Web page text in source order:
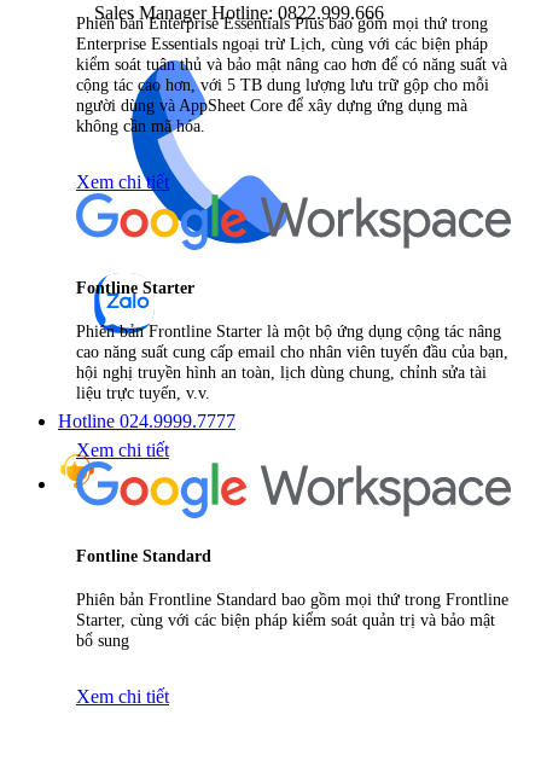
Sales Manager Hotline: 0822.999.666
Hotline 024.9999.7777
Phiên bản Enterprise Essentials Plus bao gồm mọi thứ trong
Enterprise Essentials ngoại trừ Lịch, cùng với các biện pháp
kiểm soát tuân thủ và bảo mật nâng cao hơn để có năng suất và
cộng tác cao hơn, với 5 TB dung lượng lưu trữ gộp cho mỗi
người dùng và AppSheet Core để xây dựng ứng dụng mà
không cần mã hóa.
Xem chi tiết
Fontline Starter
Phiên bản Frontline Starter là một bộ ứng dụng cộng tác nâng
cao năng suất cung cấp email cho nhân viên tuyến đầu của bạn,
hội nghị truyền hình an toàn, lịch dùng chung, chỉnh sửa tài
liệu trực tuyến, v.v.
Xem chi tiết
Fontline Standard
Phiên bản Frontline Standard bao gồm mọi thứ trong Frontline
Starter, cùng với các biện pháp kiểm soát quản trị và bảo mật
bổ sung
Xem chi tiết